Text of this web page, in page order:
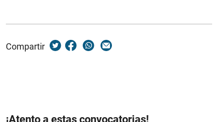
Compartir
¡Atento a estas convocatorias!